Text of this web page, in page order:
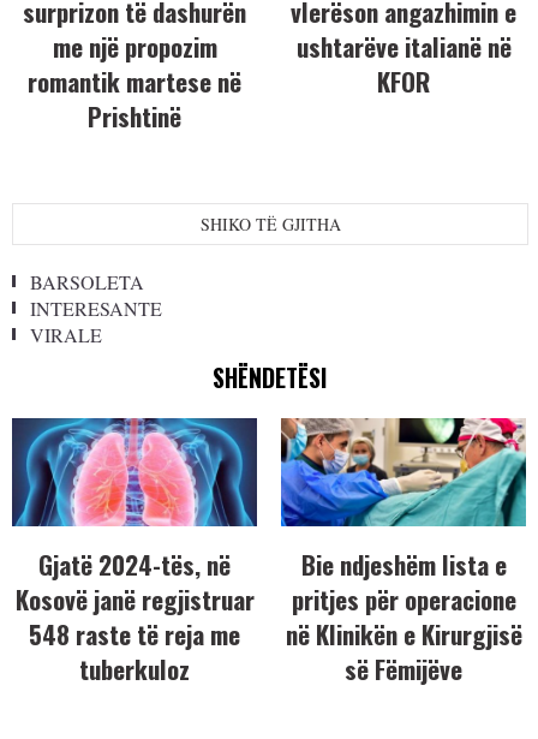
surprizon të dashurën
me një propozim
romantik martese në
Prishtinë
vlerëson angazhimin e
ushtarëve italianë në
KFOR
SHIKO TË GJITHA
BARSOLETA
INTERESANTE
VIRALE
SHËNDETËSI
Gjatë 2024-tës, në
Kosovë janë regjistruar
548 raste të reja me
tuberkuloz
Bie ndjeshëm lista e
pritjes për operacione
në Klinikën e Kirurgjisë
së Fëmijëve